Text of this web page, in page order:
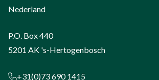
Nederland
P.O. Box 440
5201 AK 's-Hertogenbosch
+31(0)73 690 1415